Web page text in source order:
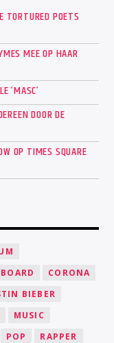
TORTURED POETS
MEE OP HAAR
‘MASC’
DOOR DE
OP TIMES SQUARE
CORONA
BIEBER
MUSIC
POP
RAPPER